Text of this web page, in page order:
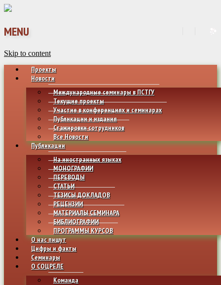
MENU
Skip to content
Проекты
Новости
Международные семинары в ПСТГУ
Текущие проекты
Участие в конференциях и семинарах
Публикации и издания
Стажировки сотрудников
Все Новости
Публикации
На иностранных языках
МОНОГРАФИИ
ПЕРЕВОДЫ
СТАТЬИ
ТЕЗИСЫ ДОКЛАДОВ
РЕЦЕНЗИИ
МАТЕРИАЛЫ СЕМИНАРА
БИБЛИОГРАФИИ
ПРОГРАММЫ КУРСОВ
О нас пишут
Цифры и факты
Семинары
О СОЦРЕЛЕ
Команда